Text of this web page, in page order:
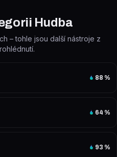
Hudba
– tohle jsou další nástroje z
88 %
64 %
93 %